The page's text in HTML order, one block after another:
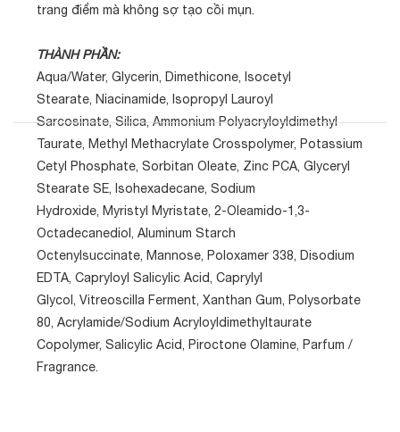
trang điểm mà không sợ tạo cồi mụn.
THÀNH PHẦN:
Aqua/Water, Glycerin, Dimethicone, Isocetyl
Stearate, Niacinamide, Isopropyl Lauroyl
Sarcosinate, Silica, Ammonium Polyacryloyldimethyl
Taurate, Methyl Methacrylate Crosspolymer, Potassium
Cetyl Phosphate, Sorbitan Oleate, Zinc PCA, Glyceryl
Stearate SE, Isohexadecane, Sodium
Hydroxide, Myristyl Myristate, 2-Oleamido-1,3-
Octadecanediol, Aluminum Starch
Octenylsuccinate, Mannose, Poloxamer 338, Disodium
EDTA, Capryloyl Salicylic Acid, Caprylyl
Glycol, Vitreoscilla Ferment, Xanthan Gum, Polysorbate
80, Acrylamide/Sodium Acryloyldimethyltaurate
Copolymer, Salicylic Acid, Piroctone Olamine, Parfum /
Fragrance.